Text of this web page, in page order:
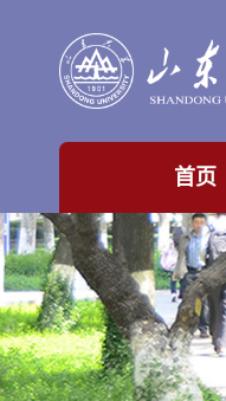
首页